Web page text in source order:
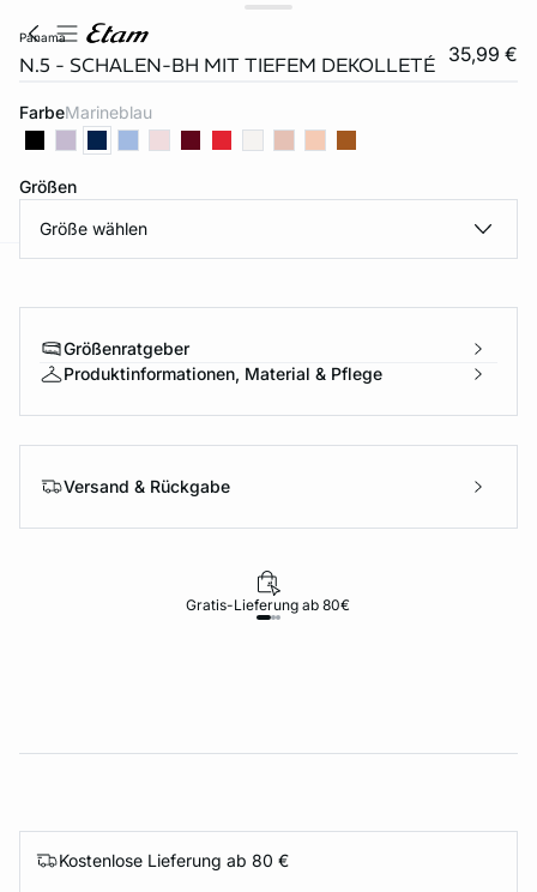
panama
N.5 - SCHALEN-BH MIT TIEFEM DEKOLLETÉ 35,99 €
Farbe marineblau
Größen
Größe wählen
Größenratgeber
Produktinformationen, Material & Pflege
Versand & Rückgabe
Gratis-Lieferung ab 80€
Kostenlose Lieferung ab 80 €